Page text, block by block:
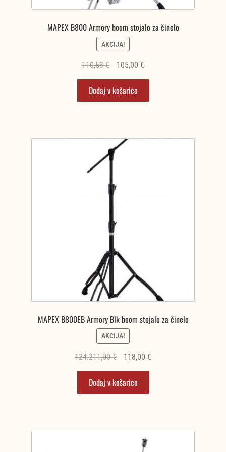
MAPEX B800 Armory boom stojalo za činelo
AKCIJA!
110,53€
Izvirna
cena
je
bila:
105,00 €Trenutna
cena
105,00 €.
Dodaj v košarico
MAPEX B800EB Armory Blk boom stojalo za činelo
AKCIJA!
124.211,00€
Izvirna
je
bila:
118,00 €Trenutna
Dodaj v košarico